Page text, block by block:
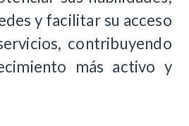
y facilitar su acceso
contribuyendo
más activo y